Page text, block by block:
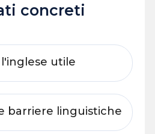
concreti
utile
barriere linguistiche